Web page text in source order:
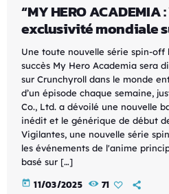
“MY HERO ACADEMIA
exclusivité mondiale
Une toute nouvelle série spin-off
succès My Hero Academia sera
sur Crunchyroll dans le monde
d’un épisode chaque semaine,
Co., Ltd. a dévoilé une nouvelle
inédit et le générique de début
Vigilantes, une nouvelle série
les événements de l'anime
basé sur […]
today 11/03/2025 71